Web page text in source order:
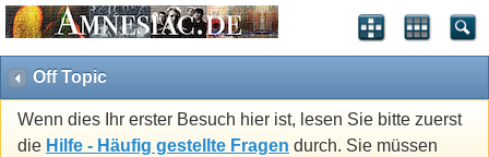
Off Topic
Wenn dies Ihr erster Besuch hier ist, lesen Sie bitte zuerst
die Hilfe - Häufig gestellte Fragen durch. Sie müssen